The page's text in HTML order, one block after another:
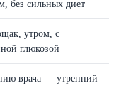
без сильных диет
утром, с
глюкозой
врача — утренний